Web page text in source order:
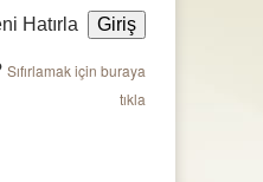
Hatırla
Sıfırlamak için buraya
tıkla